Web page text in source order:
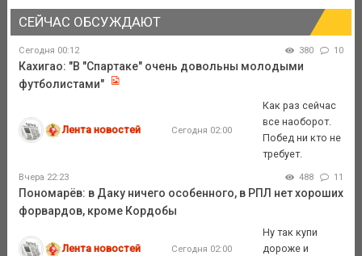
СЕЙЧАС ОБСУЖДАЮТ
Сегодня 00:12 380 10
Кахигао: "В "Спартаке" очень довольны молодыми
футболистами"
Лента новостей Сегодня 02:00
Как раз сейчас
все наоборот.
Побед ни кто не
требует.
Вчера 22:23 488 11
Пономарёв: в Даку ничего особенного, в РПЛ нет хороших
форвардов, кроме Кордобы
Лента новостей Сегодня 02:00
Ну так купи
дороже и